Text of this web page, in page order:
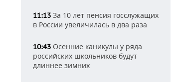
11:13 За 10 лет пенсия госслужащих
в России увеличилась в два раза
10:43 Осенние каникулы у ряда
российских школьников будут
длиннее зимних